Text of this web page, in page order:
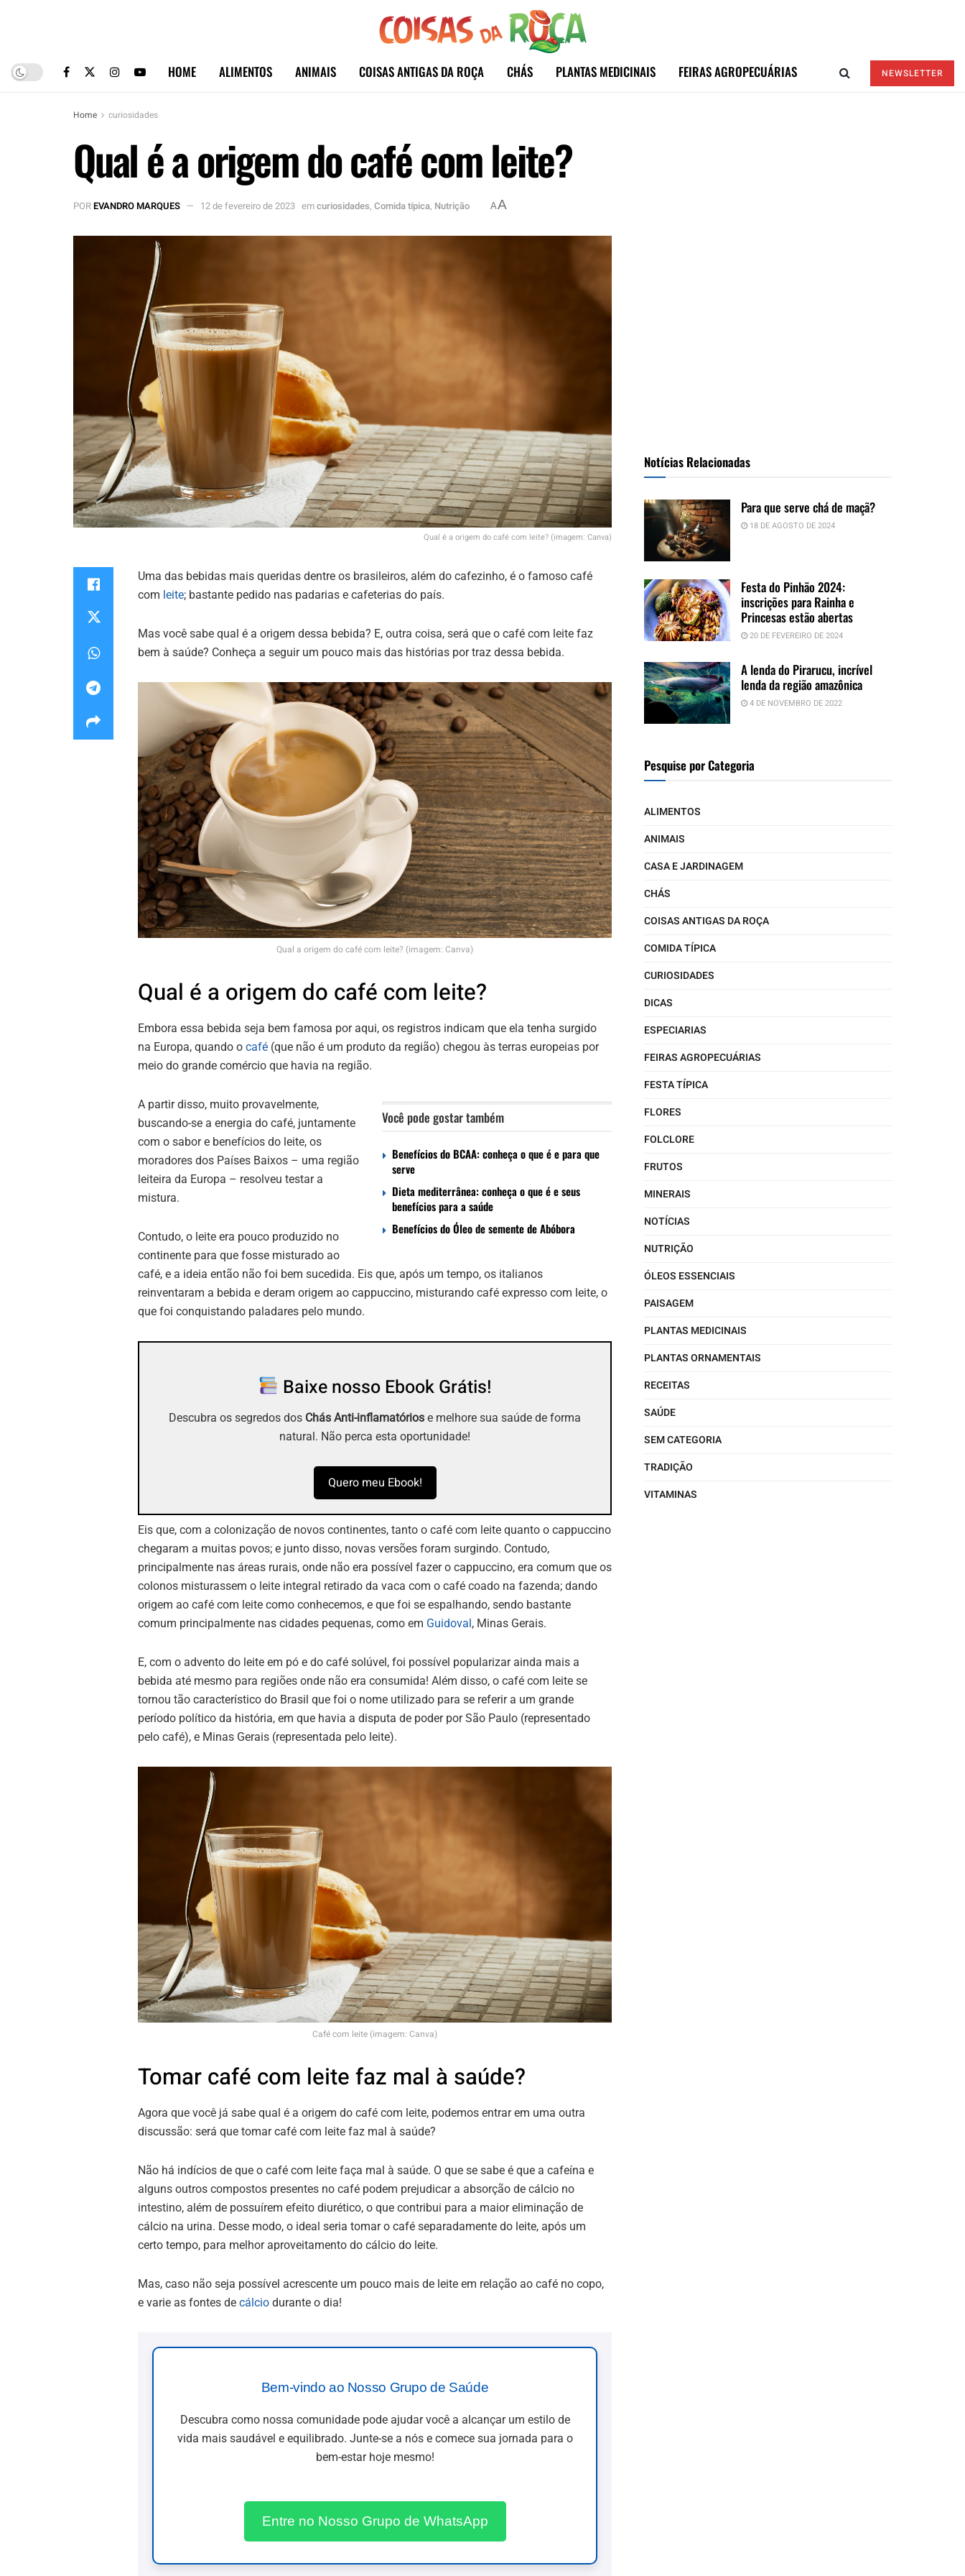
HOME ALIMENTOS ANIMAIS COISAS ANTIGAS DA ROÇA CHÁS PLANTAS MEDICINAIS FEIRAS AGROPECUÁRIAS NEWSLETTER
Home curiosidades
Qual é a origem do café com leite?
POREVANDRO MARQUES 12 de fevereiro de 2023 emcuriosidades, Comida típica, Nutrição AA
Qual é a origem do café com leite? (imagem: Canva)
Uma das bebidas mais queridas dentre os brasileiros, além do cafezinho, é o famoso café
com leite; bastante pedido nas padarias e cafeterias do país.
Mas você sabe qual é a origem dessa bebida? E, outra coisa, será que o café com leite faz
bem à saúde? Conheça a seguir um pouco mais das histórias por traz dessa bebida.
Qual a origem do café com leite? (imagem: Canva)
Qual é a origem do café com leite?
Embora essa bebida seja bem famosa por aqui, os registros indicam que ela tenha surgido
na Europa, quando o café (que não é um produto da região) chegou às terras europeias por
meio do grande comércio que havia na região.
Você pode gostar também
Benefícios do BCAA: conheça o que é e para que
serve
Dieta mediterrânea: conheça o que é e seus
benefícios para a saúde
Benefícios do Óleo de semente de Abóbora
A partir disso, muito provavelmente,
buscando-se a energia do café, juntamente
com o sabor e benefícios do leite, os
moradores dos Países Baixos – uma região
leiteira da Europa – resolveu testar a
mistura.
Contudo, o leite era pouco produzido no
continente para que fosse misturado ao
café, e a ideia então não foi bem sucedida. Eis que, após um tempo, os italianos
reinventaram a bebida e deram origem ao cappuccino, misturando café expresso com leite, o
que foi conquistando paladares pelo mundo.
Baixe nosso Ebook Grátis!
Descubra os segredos dos Chás Anti-inflamatórios e melhore sua saúde de forma
natural. Não perca esta oportunidade!
Quero meu Ebook!
Eis que, com a colonização de novos continentes, tanto o café com leite quanto o cappuccino
chegaram a muitas povos; e junto disso, novas versões foram surgindo. Contudo,
principalmente nas áreas rurais, onde não era possível fazer o cappuccino, era comum que os
colonos misturassem o leite integral retirado da vaca com o café coado na fazenda; dando
origem ao café com leite como conhecemos, e que foi se espalhando, sendo bastante
comum principalmente nas cidades pequenas, como em Guidoval, Minas Gerais.
E, com o advento do leite em pó e do café solúvel, foi possível popularizar ainda mais a
bebida até mesmo para regiões onde não era consumida! Além disso, o café com leite se
tornou tão característico do Brasil que foi o nome utilizado para se referir a um grande
período político da história, em que havia a disputa de poder por São Paulo (representado
pelo café), e Minas Gerais (representada pelo leite).
Café com leite (imagem: Canva)
Tomar café com leite faz mal à saúde?
Agora que você já sabe qual é a origem do café com leite, podemos entrar em uma outra
discussão: será que tomar café com leite faz mal à saúde?
Não há indícios de que o café com leite faça mal à saúde. O que se sabe é que a cafeína e
alguns outros compostos presentes no café podem prejudicar a absorção de cálcio no
intestino, além de possuírem efeito diurético, o que contribui para a maior eliminação de
cálcio na urina. Desse modo, o ideal seria tomar o café separadamente do leite, após um
certo tempo, para melhor aproveitamento do cálcio do leite.
Mas, caso não seja possível acrescente um pouco mais de leite em relação ao café no copo,
e varie as fontes de cálcio durante o dia!
Bem-vindo ao Nosso Grupo de Saúde
Descubra como nossa comunidade pode ajudar você a alcançar um estilo de
vida mais saudável e equilibrado. Junte-se a nós e comece sua jornada para o
bem-estar hoje mesmo!
Entre no Nosso Grupo de WhatsApp
Notícias Relacionadas
Para que serve chá de maçã?
18 DE AGOSTO DE 2024
Festa do Pinhão 2024:
inscrições para Rainha e
Princesas estão abertas
20 DE FEVEREIRO DE 2024
A lenda do Pirarucu, incrível
lenda da região amazônica
4 DE NOVEMBRO DE 2022
Pesquise por Categoria
ALIMENTOS
ANIMAIS
CASA E JARDINAGEM
CHÁS
COISAS ANTIGAS DA ROÇA
COMIDA TÍPICA
CURIOSIDADES
DICAS
ESPECIARIAS
FEIRAS AGROPECUÁRIAS
FESTA TÍPICA
FLORES
FOLCLORE
FRUTOS
MINERAIS
NOTÍCIAS
NUTRIÇÃO
ÓLEOS ESSENCIAIS
PAISAGEM
PLANTAS MEDICINAIS
PLANTAS ORNAMENTAIS
RECEITAS
SAÚDE
SEM CATEGORIA
TRADIÇÃO
VITAMINAS